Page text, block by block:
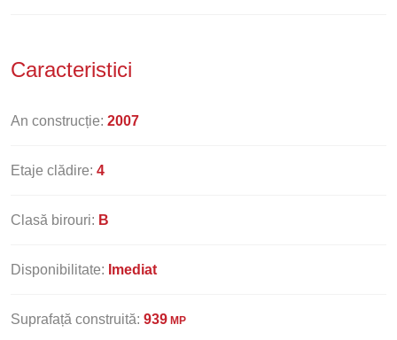
Caracteristici
An construcție: 2007
Etaje clădire: 4
Clasă birouri: B
Disponibilitate: Imediat
Suprafață construită: 939 MP